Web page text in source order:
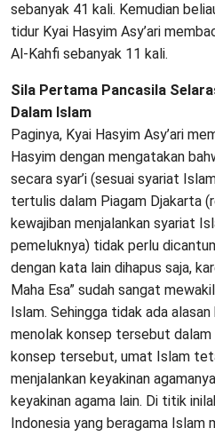
sebanyak 41 kali. Kemudian
tidur Kyai Hasyim Asy’ari
Al-Kahfi sebanyak 11 kali.
Sila Pertama Pancasila
Dalam Islam
Paginya, Kyai Hasyim Asy’ari
Hasyim dengan mengatakan
secara syar’i (sesuai syariat
tertulis dalam Piagam Djakarta
kewajiban menjalankan syariat
pemeluknya) tidak perlu
dengan kata lain dihapus saja,
Maha Esa” sudah sangat
Islam. Sehingga tidak ada
menolak konsep tersebut dalam
konsep tersebut, umat Islam
menjalankan keyakinan
keyakinan agama lain. Di titik
Indonesia yang beragama Islam